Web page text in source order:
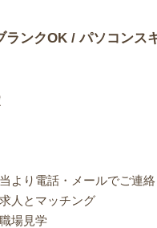
ランクOK / パソコンス
より電話・メールでご連絡
人とマッチング
場見学